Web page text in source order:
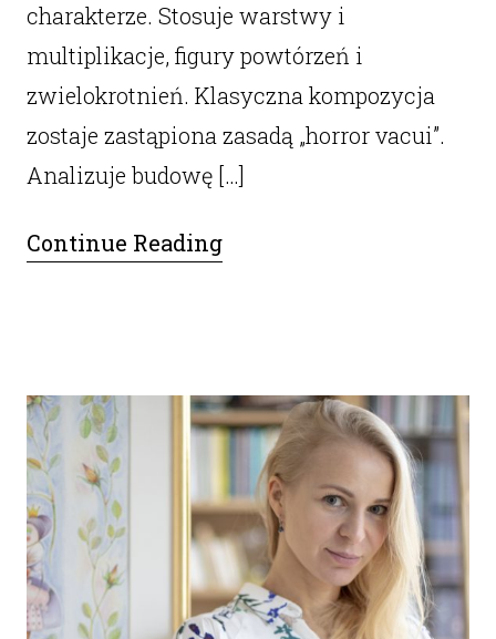
charakterze. Stosuje warstwy i
multiplikacje, figury powtórzeń i
zwielokrotnień. Klasyczna kompozycja
zostaje zastąpiona zasadą „horror vacui”.
Analizuje budowę […]
Continue Reading